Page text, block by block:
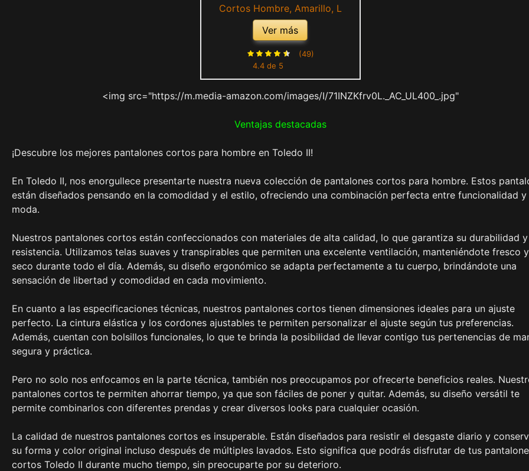
Cortos Hombre, Amarillo, L
Ver más
4.4 de 5
(49)
<img src="https://m.media-amazon.com/images/I/71INZKfrv0L._AC_UL400_.jpg"
Ventajas destacadas
¡Descubre los mejores pantalones cortos para hombre en Toledo II!
En Toledo II, nos enorgullece presentarte nuestra nueva colección de pantalones cortos para hombre. Estos
están diseñados pensando en la comodidad y el estilo, ofreciendo una combinación perfecta entre funcionalidad y
moda.
Nuestros pantalones cortos están confeccionados con materiales de alta calidad, lo que garantiza su durabilidad y
resistencia. Utilizamos telas suaves y transpirables que permiten una excelente ventilación, manteniéndote fresco y
seco durante todo el día. Además, su diseño ergonómico se adapta perfectamente a tu cuerpo, brindándote una
sensación de libertad y comodidad en cada movimiento.
En cuanto a las especificaciones técnicas, nuestros pantalones cortos tienen dimensiones ideales para un ajuste
perfecto. La cintura elástica y los cordones ajustables te permiten personalizar el ajuste según tus preferencias.
Además, cuentan con bolsillos funcionales, lo que te brinda la posibilidad de llevar contigo tus pertenencias de
segura y práctica.
Pero no solo nos enfocamos en la parte técnica, también nos preocupamos por ofrecerte beneficios reales.
pantalones cortos te permiten ahorrar tiempo, ya que son fáciles de poner y quitar. Además, su diseño versátil te
permite combinarlos con diferentes prendas y crear diversos looks para cualquier ocasión.
La calidad de nuestros pantalones cortos es insuperable. Están diseñados para resistir el desgaste diario y
su forma y color original incluso después de múltiples lavados. Esto significa que podrás disfrutar de tus
cortos Toledo II durante mucho tiempo, sin preocuparte por su deterioro.